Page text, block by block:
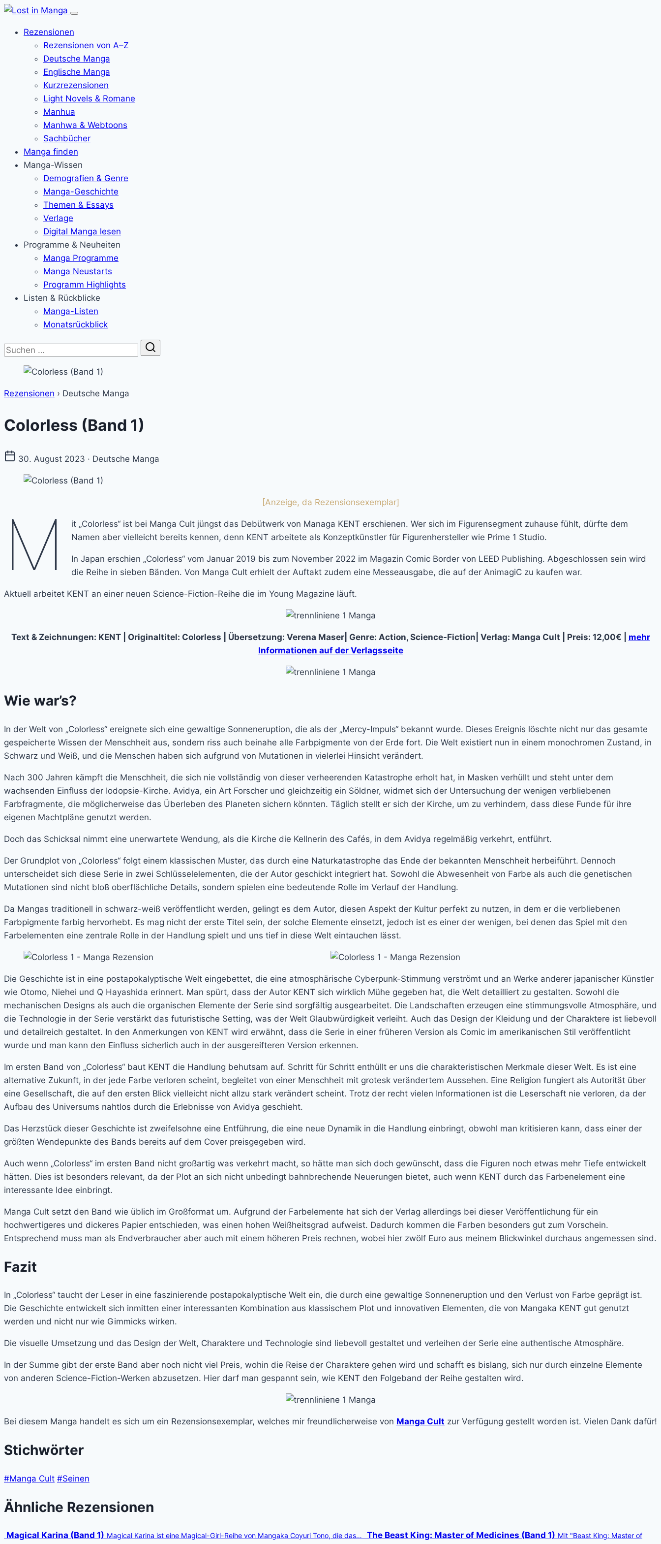
Menü
Rezensionen
Rezensionen von A–Z
Deutsche Manga
Englische Manga
Kurzrezensionen
Light Novels & Romane
Manhua
Manhwa & Webtoons
Sachbücher
Manga finden
Manga-Wissen
Demografien & Genre
Manga-Geschichte
Themen & Essays
Verlage
Digital Manga lesen
Programme & Neuheiten
Manga Programme
Manga Neustarts
Programm Highlights
Listen & Rückblicke
Manga-Listen
Monatsrückblick
Suche
Rezensionen › Deutsche Manga
Colorless (Band 1)
30. August 2023 · Deutsche Manga
[Anzeige, da Rezensionsexemplar]
M
it „Colorless“ ist bei Manga Cult jüngst das Debütwerk von Managa KENT erschienen. Wer sich im Figurensegment zuhause fühlt, dürfte dem
Namen aber vielleicht bereits kennen, denn KENT arbeitete als Konzeptkünstler für Figurenhersteller wie Prime 1 Studio.
In Japan erschien „Colorless“ vom Januar 2019 bis zum November 2022 im Magazin Comic Border von LEED Publishing. Abgeschlossen sein wird
die Reihe in sieben Bänden. Von Manga Cult erhielt der Auftakt zudem eine Messeausgabe, die auf der AnimagiC zu kaufen war.
Aktuell arbeitet KENT an einer neuen Science-Fiction-Reihe die im Young Magazine läuft.
Text & Zeichnungen: KENT | Originaltitel: Colorless | Übersetzung: Verena Maser| Genre: Action, Science-Fiction| Verlag: Manga Cult | Preis: 12,00€ | mehr
Informationen auf der Verlagsseite
Wie war’s?
In der Welt von „Colorless“ ereignete sich eine gewaltige Sonneneruption, die als der „Mercy-Impuls“ bekannt wurde. Dieses Ereignis löschte nicht nur das gesamte
gespeicherte Wissen der Menschheit aus, sondern riss auch beinahe alle Farbpigmente von der Erde fort. Die Welt existiert nun in einem monochromen Zustand, in
Schwarz und Weiß, und die Menschen haben sich aufgrund von Mutationen in vielerlei Hinsicht verändert.
Nach 300 Jahren kämpft die Menschheit, die sich nie vollständig von dieser verheerenden Katastrophe erholt hat, in Masken verhüllt und steht unter dem
wachsenden Einfluss der Iodopsie-Kirche. Avidya, ein Art Forscher und gleichzeitig ein Söldner, widmet sich der Untersuchung der wenigen verbliebenen
Farbfragmente, die möglicherweise das Überleben des Planeten sichern könnten. Täglich stellt er sich der Kirche, um zu verhindern, dass diese Funde für ihre
eigenen Machtpläne genutzt werden.
Doch das Schicksal nimmt eine unerwartete Wendung, als die Kirche die Kellnerin des Cafés, in dem Avidya regelmäßig verkehrt, entführt.
Der Grundplot von „Colorless“ folgt einem klassischen Muster, das durch eine Naturkatastrophe das Ende der bekannten Menschheit herbeiführt. Dennoch
unterscheidet sich diese Serie in zwei Schlüsselelementen, die der Autor geschickt integriert hat. Sowohl die Abwesenheit von Farbe als auch die genetischen
Mutationen sind nicht bloß oberflächliche Details, sondern spielen eine bedeutende Rolle im Verlauf der Handlung.
Da Mangas traditionell in schwarz-weiß veröffentlicht werden, gelingt es dem Autor, diesen Aspekt der Kultur perfekt zu nutzen, in dem er die verbliebenen
Farbpigmente farbig hervorhebt. Es mag nicht der erste Titel sein, der solche Elemente einsetzt, jedoch ist es einer der wenigen, bei denen das Spiel mit den
Farbelementen eine zentrale Rolle in der Handlung spielt und uns tief in diese Welt eintauchen lässt.
Die Geschichte ist in eine postapokalyptische Welt eingebettet, die eine atmosphärische Cyberpunk-Stimmung verströmt und an Werke anderer japanischer Künstler
wie Otomo, Niehei und Q Hayashida erinnert. Man spürt, dass der Autor KENT sich wirklich Mühe gegeben hat, die Welt detailliert zu gestalten. Sowohl die
mechanischen Designs als auch die organischen Elemente der Serie sind sorgfältig ausgearbeitet. Die Landschaften erzeugen eine stimmungsvolle Atmosphäre, und
die Technologie in der Serie verstärkt das futuristische Setting, was der Welt Glaubwürdigkeit verleiht. Auch das Design der Kleidung und der Charaktere ist liebevoll
und detailreich gestaltet. In den Anmerkungen von KENT wird erwähnt, dass die Serie in einer früheren Version als Comic im amerikanischen Stil veröffentlicht
wurde und man kann den Einfluss sicherlich auch in der ausgereifteren Version erkennen.
Im ersten Band von „Colorless“ baut KENT die Handlung behutsam auf. Schritt für Schritt enthüllt er uns die charakteristischen Merkmale dieser Welt. Es ist eine
alternative Zukunft, in der jede Farbe verloren scheint, begleitet von einer Menschheit mit grotesk verändertem Aussehen. Eine Religion fungiert als Autorität über
eine Gesellschaft, die auf den ersten Blick vielleicht nicht allzu stark verändert scheint. Trotz der recht vielen Informationen ist die Leserschaft nie verloren, da der
Aufbau des Universums nahtlos durch die Erlebnisse von Avidya geschieht.
Das Herzstück dieser Geschichte ist zweifelsohne eine Entführung, die eine neue Dynamik in die Handlung einbringt, obwohl man kritisieren kann, dass einer der
größten Wendepunkte des Bands bereits auf dem Cover preisgegeben wird.
Auch wenn „Colorless“ im ersten Band nicht großartig was verkehrt macht, so hätte man sich doch gewünscht, dass die Figuren noch etwas mehr Tiefe entwickelt
hätten. Dies ist besonders relevant, da der Plot an sich nicht unbedingt bahnbrechende Neuerungen bietet, auch wenn KENT durch das Farbenelement eine
interessante Idee einbringt.
Manga Cult setzt den Band wie üblich im Großformat um. Aufgrund der Farbelemente hat sich der Verlag allerdings bei dieser Veröffentlichung für ein
hochwertigeres und dickeres Papier entschieden, was einen hohen Weißheitsgrad aufweist. Dadurch kommen die Farben besonders gut zum Vorschein.
Entsprechend muss man als Endverbraucher aber auch mit einem höheren Preis rechnen, wobei hier zwölf Euro aus meinem Blickwinkel durchaus angemessen sind.
Fazit
In „Colorless“ taucht der Leser in eine faszinierende postapokalyptische Welt ein, die durch eine gewaltige Sonneneruption und den Verlust von Farbe geprägt ist.
Die Geschichte entwickelt sich inmitten einer interessanten Kombination aus klassischem Plot und innovativen Elementen, die von Mangaka KENT gut genutzt
werden und nicht nur wie Gimmicks wirken.
Die visuelle Umsetzung und das Design der Welt, Charaktere und Technologie sind liebevoll gestaltet und verleihen der Serie eine authentische Atmosphäre.
In der Summe gibt der erste Band aber noch nicht viel Preis, wohin die Reise der Charaktere gehen wird und schafft es bislang, sich nur durch einzelne Elemente
von anderen Science-Fiction-Werken abzusetzen. Hier darf man gespannt sein, wie KENT den Folgeband der Reihe gestalten wird.
Bei diesem Manga handelt es sich um ein Rezensionsexemplar, welches mir freundlicherweise von Manga Cult zur Verfügung gestellt worden ist. Vielen Dank dafür!
Stichwörter
#Manga Cult #Seinen
Ähnliche Rezensionen
Magical Karina (Band 1) Magical Karina ist eine Magical-Girl-Reihe von Mangaka Coyuri Tono, die das… The Beast King: Master of Medicines (Band 1) Mit "Beast King: Master of